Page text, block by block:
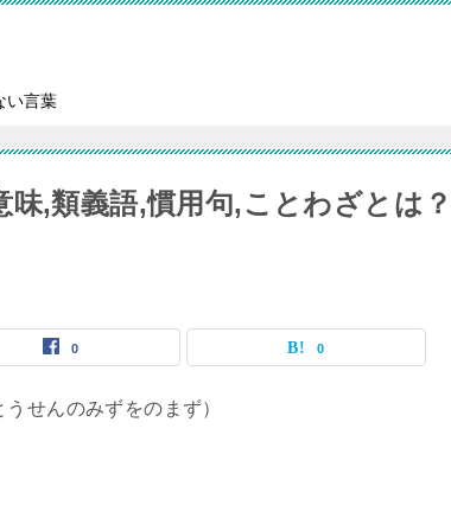
い言葉
,類義語,慣用句,ことわざとは？
0 0
せんのみずをのまず）